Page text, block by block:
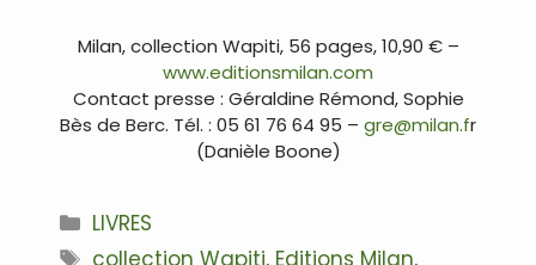
Milan, collection Wapiti, 56 pages, 10,90 € –
www.editionsmilan.com
Contact presse : Géraldine Rémond, Sophie
Bès de Berc. Tél. : 05 61 76 64 95 – gre@milan.fr
(Danièle Boone)
Catégories
LIVRES
Étiquettes
collection Wapiti, Editions Milan,